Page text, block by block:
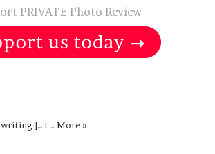
PRIVATE Photo Review
writing ]…+… More »